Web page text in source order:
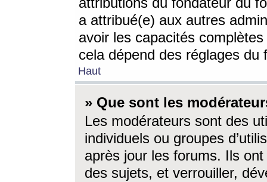
a attribué(e) aux autres
avoir les capacités
cela dépend des réglages du
Haut
» Que sont les
Les modérateurs sont des
individuels ou groupes
après jour les forums. Ils ont
des sujets, et verrouiller,